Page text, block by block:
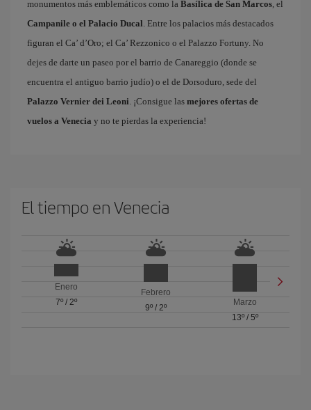
monumentos más emblemáticos como la Basílica de San Marcos, el
Campanile o el Palacio Ducal. Entre los palacios más destacados
figuran el Ca’ d’Oro; el Ca’ Rezzonico o el Palazzo Fortuny. No
dejes de darte un paseo por el barrio de Canareggio (donde se
encuentra el antiguo barrio judío) o el de Dorsoduro, sede del
Palazzo Vernier dei Leoni. ¡Consigue las mejores ofertas de
vuelos a Venecia y no te pierdas la experiencia!
El tiempo en Venecia
Enero
7º/ 2º
Febrero
9º/ 2º
Marzo
13º/ 5º